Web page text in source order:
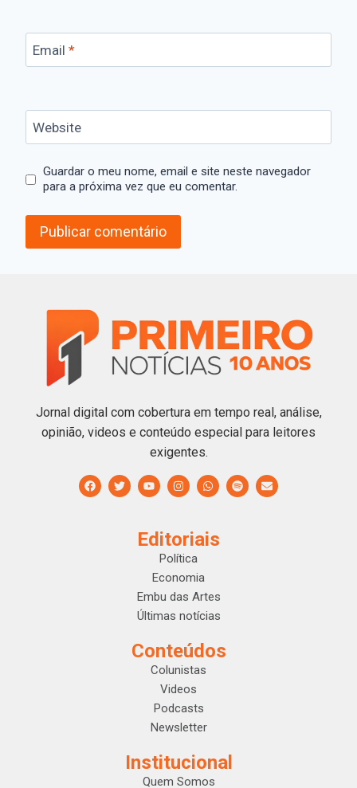
Email *
Website
Guardar o meu nome, email e site neste navegador
para a próxima vez que eu comentar.
Jornal digital com cobertura em tempo real, análise,
opinião, videos e conteúdo especial para leitores
exigentes.
Editoriais
Política
Economia
Embu das Artes
Últimas notícias
Conteúdos
Colunistas
Videos
Podcasts
Newsletter
Institucional
Quem Somos